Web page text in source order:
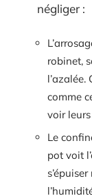
négliger :
robinet,
l’azalée.
comme
voir
Le
pot voit